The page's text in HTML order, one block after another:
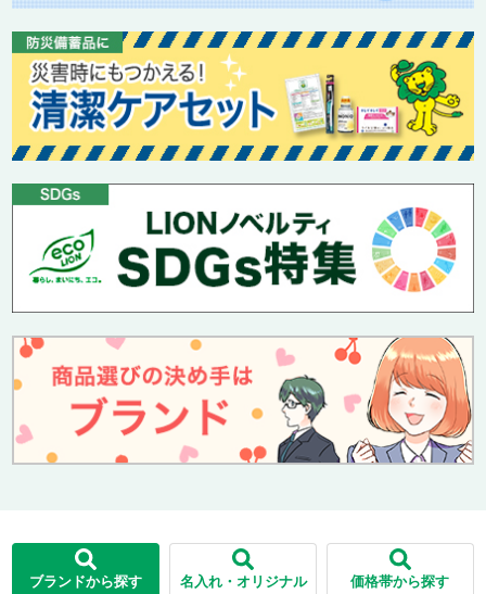
ブランドから探す
名入れ・オリジナル
価格帯から探す